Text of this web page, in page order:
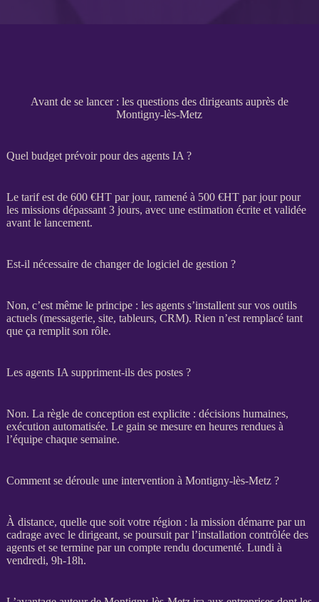
Avant de se lancer : les questions des dirigeants auprès de
Montigny-lès-Metz
Quel budget prévoir pour des agents IA ?
Le tarif est de 600 €HTpar jour, ramené à 500 €HTpar jour pour
les missionsdépassant 3 jours, avec une estimation écrite et validée
avant le lancement.
Est-il nécessaire de changer de logiciel de gestion ?
Non, c’est même le principe : les agentss’installent sur vos outils
actuels (messagerie, site, tableurs, CRM). Rien n’est remplacé tant
que ça remplit son rôle.
Les agents IA suppriment-ils des postes ?
Non. La règle de conception est explicite : décisions humaines,
exécution automatisée. Le gain se mesure en heures rendues à
l’équipe chaque semaine.
Comment se déroule une intervention à Montigny-lès-Metz ?
À distance, quelle que soit votre région : la mission démarre par un
cadrageavec le dirigeant, se poursuit par l’installation contrôlée des
agentset se termine par un compte rendu documenté. Lundi à
vendredi, 9h-18h.